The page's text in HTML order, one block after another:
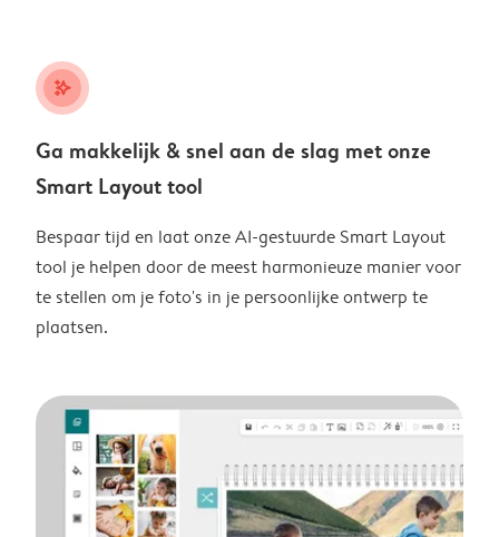
stars_plus
Ga makkelijk & snel aan de slag met onze
Smart Layout tool
Bespaar tijd en laat onze AI-gestuurde Smart Layout
tool je helpen door de meest harmonieuze manier voor
te stellen om je foto's in je persoonlijke ontwerp te
plaatsen.